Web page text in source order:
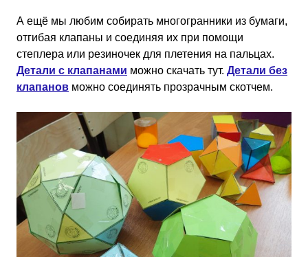
А ещё мы любим собирать многогранники из бумаги,
отгибая клапаны и соединяя их при помощи
степлера или резиночек для плетения на пальцах.
Детали с клапанами можно скачать тут. Детали без
клапанов можно соединять прозрачным скотчем.